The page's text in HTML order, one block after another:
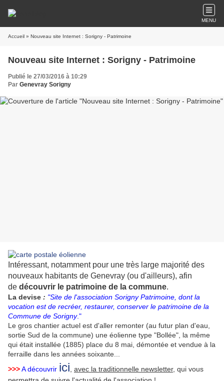
MENU
Accueil » Nouveau site Internet : Sorigny - Patrimoine
Nouveau site Internet : Sorigny - Patrimoine
Publié le 27/03/2016 à 10:29
Par Genevray Sorigny
Intéressant, notamment pour une très large majorité des
nouveaux habitants de Genevray (ou d'ailleurs), afin
de découvrir le patrimoine de la commune.
La devise : "Site de l'association Sorigny Patrimoine, dont la
vocation est de recréer, restaurer, conserver le patrimoine de la
Commune de Sorigny."
Le gros chantier actuel est d'aller remonter (au futur plan d'eau,
sortie Sud de la commune) une éolienne type "Bollée", la même
qui était installée (1885) place du 8 mai, démontée et vendue à la
ferraille dans les années soixante...
>>>A découvrir ici avec la traditionnelle newsletter, qui vous